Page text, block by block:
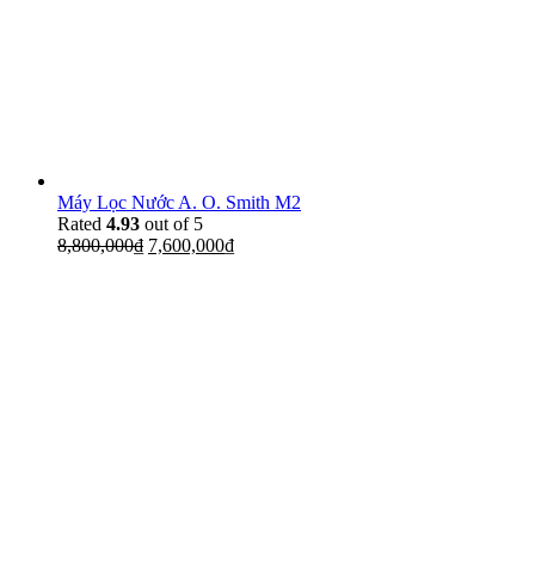
Máy Lọc Nước A. O. Smith M2
Rated 4.93 out of 5
8,800,000₫ 7,600,000₫